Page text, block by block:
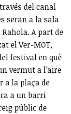
del canal
seran a la sala
A part de
el Ver-MOT,
festival en què
vermut a l’aire
a la plaça de
a un barri
públic de